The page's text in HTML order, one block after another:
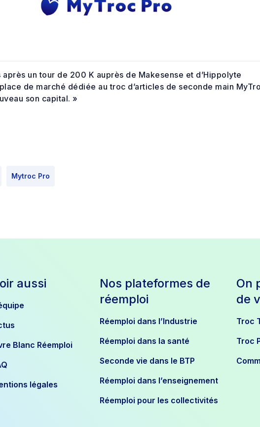
après un tour de 200 K auprès de Makesense et d’Hippolyte
de marché dédiée au troc d’articles de seconde main
son capital. »
Mytroc Pro
aussi
Blanc Réemploi
légales
Nos plateformes de
réemploi
Réemploi dans l’Industrie
Réemploi dans la santé
Seconde vie dans le BTP
Réemploi dans l’enseignement
Réemploi pour les collectivités
On
de
Troc
Troc